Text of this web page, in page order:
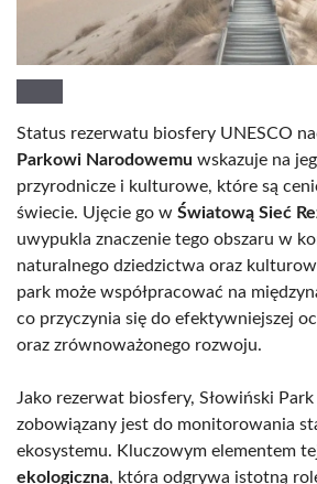
Status rezerwatu biosfery UNESCO
Parkowi Narodowemu wskazuje na
przyrodnicze i kulturowe, które są
świecie. Ujęcie go w Światową Sieć
uwypukla znaczenie tego obszaru w
naturalnego dziedzictwa oraz
park może współpracować na
co przyczynia się do efektywniejszej
oraz zrównoważonego rozwoju.
Jako rezerwat biosfery, Słowiński
zobowiązany jest do monitorowania
ekosystemu. Kluczowym elementem
ekologiczna, która odgrywa istotną